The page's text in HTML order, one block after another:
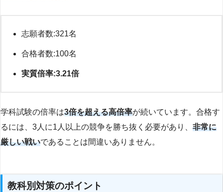
志願者数:321名
合格者数:100名
実質倍率:3.21倍
学科試験の倍率は3倍を超える高倍率が続いています。合格す
るには、3人に1人以上の競争を勝ち抜く必要があり、 非常に
厳しい戦いであることは間違いありません。
教科別対策のポイント